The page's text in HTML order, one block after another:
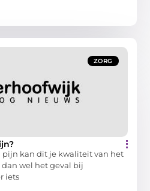
ZORG
pijn kan dit je kwaliteit van het
wel het geval bij
iets